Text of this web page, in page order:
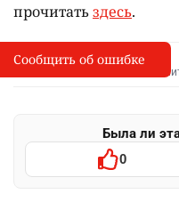
прочитатьздесь.
I
Сообщить об опечатке
Выделите фрагмент и
Была ли
0
Сообщить об ошибке